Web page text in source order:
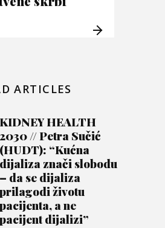
ARTICLES
KIDNEY HEALTH
2030 // Petra Sučić
(HUDT): “Kućna
dijaliza znači slobodu
– da se dijaliza
prilagodi životu
pacijenta, a ne
pacijent dijalizi”